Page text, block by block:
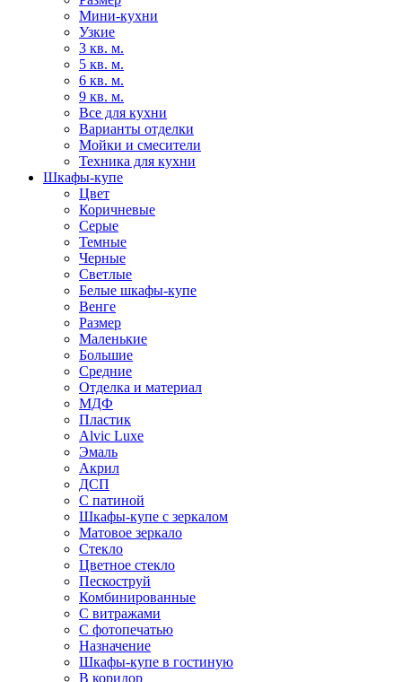
Мини-кухни
Узкие
3 кв. м.
5 кв. м.
6 кв. м.
9 кв. м.
Все для кухни
Варианты отделки
Мойки и смесители
Техника для кухни
Шкафы-купе
Цвет
Коричневые
Серые
Темные
Черные
Светлые
Белые шкафы-купе
Венге
Размер
Маленькие
Большие
Средние
Отделка и материал
МДФ
Пластик
Alvic Luxe
Эмаль
Акрил
ДСП
С патиной
Шкафы-купе с зеркалом
Матовое зеркало
Стекло
Цветное стекло
Пескоструй
Комбинированные
С витражами
С фотопечатью
Назначение
Шкафы-купе в гостиную
В коридор